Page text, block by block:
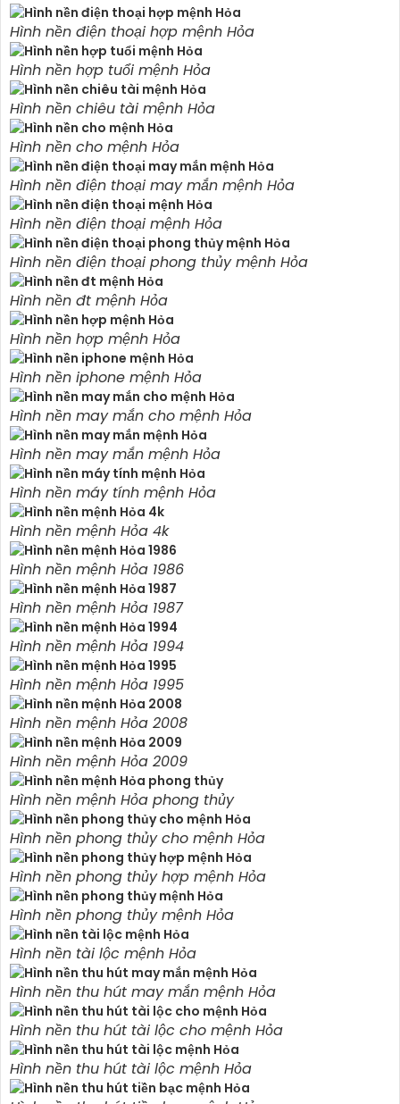
Hình nền điện thoại hợp mệnh Hỏa
Hình nền hợp tuổi mệnh Hỏa
Hình nền chiêu tài mệnh Hỏa
Hình nền cho mệnh Hỏa
Hình nền điện thoại may mắn mệnh Hỏa
Hình nền điện thoại mệnh Hỏa
Hình nền điện thoại phong thủy mệnh Hỏa
Hình nền đt mệnh Hỏa
Hình nền hợp mệnh Hỏa
Hình nền iphone mệnh Hỏa
Hình nền may mắn cho mệnh Hỏa
Hình nền may mắn mệnh Hỏa
Hình nền máy tính mệnh Hỏa
Hình nền mệnh Hỏa 4k
Hình nền mệnh Hỏa 1986
Hình nền mệnh Hỏa 1987
Hình nền mệnh Hỏa 1994
Hình nền mệnh Hỏa 1995
Hình nền mệnh Hỏa 2008
Hình nền mệnh Hỏa 2009
Hình nền mệnh Hỏa phong thủy
Hình nền phong thủy cho mệnh Hỏa
Hình nền phong thủy hợp mệnh Hỏa
Hình nền phong thủy mệnh Hỏa
Hình nền tài lộc mệnh Hỏa
Hình nền thu hút may mắn mệnh Hỏa
Hình nền thu hút tài lộc cho mệnh Hỏa
Hình nền thu hút tài lộc mệnh Hỏa